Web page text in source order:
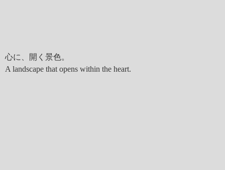
心に、開く景色。
A landscape that opens within the heart.